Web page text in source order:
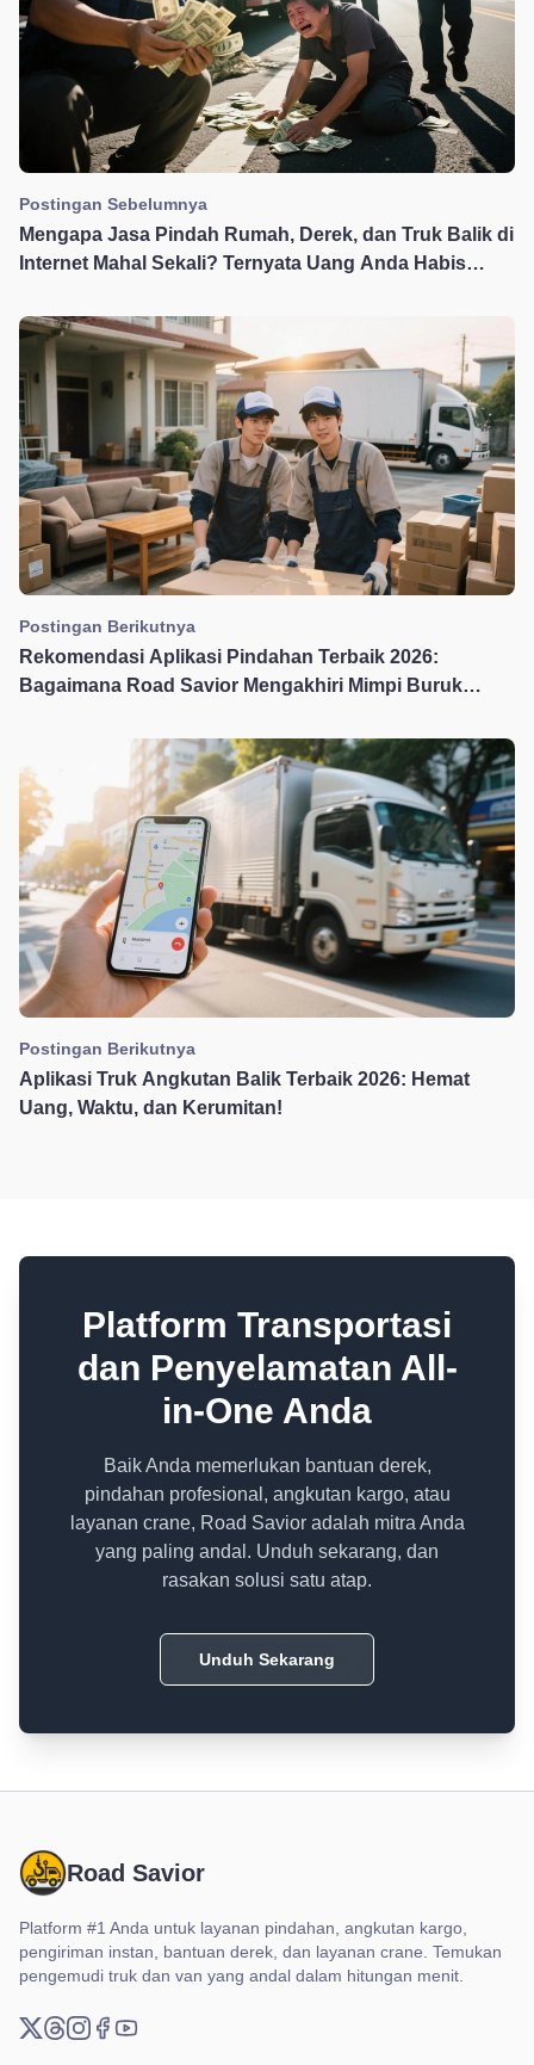
Postingan Sebelumnya
Mengapa Jasa Pindah Rumah, Derek, dan Truk Balik di
Internet Mahal Sekali? Ternyata Uang Anda Habis
Postingan Berikutnya
Rekomendasi Aplikasi Pindahan Terbaik 2026:
Bagaimana Road Savior Mengakhiri Mimpi Buruk
Postingan Berikutnya
Aplikasi Truk Angkutan Balik Terbaik 2026: Hemat
Uang, Waktu, dan Kerumitan!
Platform Transportasi
dan Penyelamatan All-
in-One Anda
Baik Anda memerlukan bantuan derek,
pindahan profesional, angkutan kargo, atau
layanan crane, Road Savior adalah mitra Anda
yang paling andal. Unduh sekarang, dan
rasakan solusi satu atap.
Unduh Sekarang
Road Savior
Platform #1 Anda untuk layanan pindahan, angkutan kargo,
pengiriman instan, bantuan derek, dan layanan crane. Temukan
pengemudi truk dan van yang andal dalam hitungan menit.